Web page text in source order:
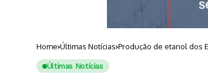
Home Últimas Notícias Produção de etanol dos
Últimas Notícias